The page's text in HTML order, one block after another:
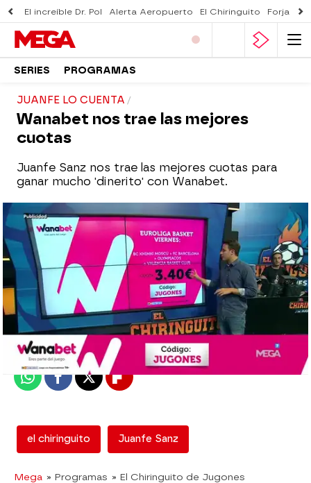
El increíble Dr. Pol Alerta Aeropuerto El Chiringuito Forjado
SERIES PROGRAMAS
JUANFE LO CUENTA
Wanabet nos trae las mejores
cuotas
Juanfe Sanz nos trae las mejores cuotas para
ganar mucho 'dinerito' con Wanabet.
mega
Madrid
Publicado: 19 de octubre de 2017, 01:48
WhatsappFacebook
X Flipboard
el chiringuito Juanfe Sanz
Mega » Programas » El Chiringuito de Jugones